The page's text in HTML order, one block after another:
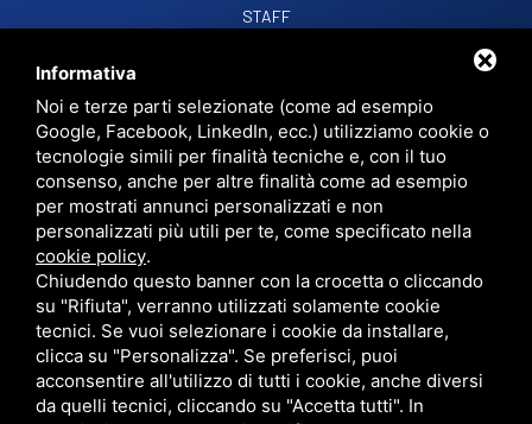
STAFF
RADIO SOUND SNCVIALE PAPA GIOVANNI XXIII, 39, 44021 CODIGORO FE
D.L. 34/2019 EROG. PUBBLICHE
PRIVACY•SITEMAP• QUESTO SITO È PROTETTO DA GOOGLE RECAPTCHA
V3,PRIVACY POLICYETERMS OF SERVICEDI GOOGLE.
Informativa
Noi e terze parti selezionate (come ad esempio
Google, Facebook, LinkedIn, ecc.) utilizziamo cookie o
tecnologie simili per finalità tecniche e, con il tuo
consenso, anche per altre finalità come ad esempio
per mostrati annunci personalizzati e non
personalizzati più utili per te, come specificato nella
cookie policy.
Chiudendo questo banner con la crocetta o cliccando
su "Rifiuta", verranno utilizzati solamente cookie
tecnici. Se vuoi selezionare i cookie da installare,
clicca su "Personalizza". Se preferisci, puoi
acconsentire all'utilizzo di tutti i cookie, anche diversi
da quelli tecnici, cliccando su "Accetta tutti". In